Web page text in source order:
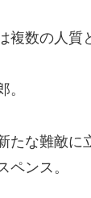
複数の人質
。
たな難敵に
ペンス。